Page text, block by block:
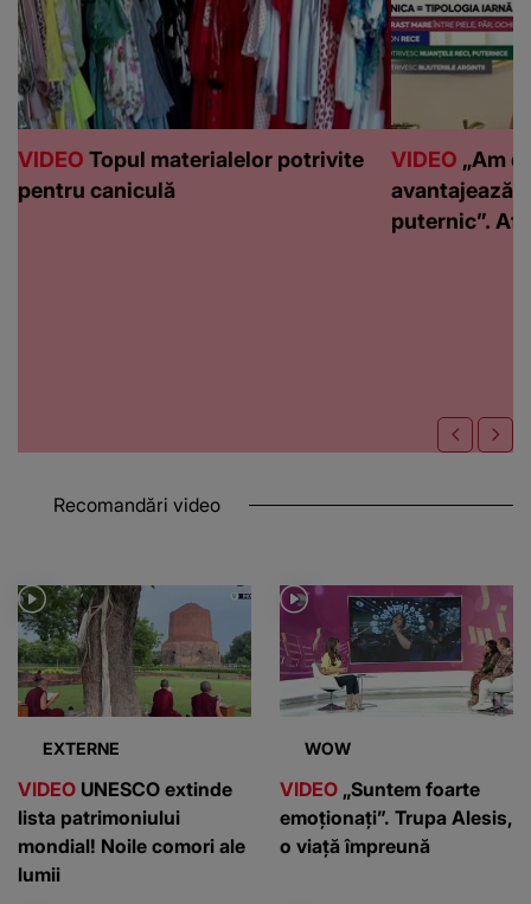
VIDEO Topul materialelor potrivite
pentru caniculă
VIDEO „Am
avantajează
puternic”.
Recomandări video
EXTERNE
VIDEO UNESCO extinde
lista patrimoniului
mondial! Noile comori ale
lumii
WOW
VIDEO „Suntem foarte
emoționați”. Trupa Alesis,
o viață împreună